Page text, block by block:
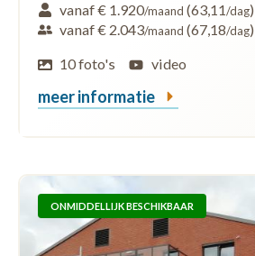
vanaf € 1.920/maand (63,11/dag)
vanaf € 2.043/maand (67,18/dag)
10 foto's
video
meer informatie
ONMIDDELLIJK BESCHIKBAAR